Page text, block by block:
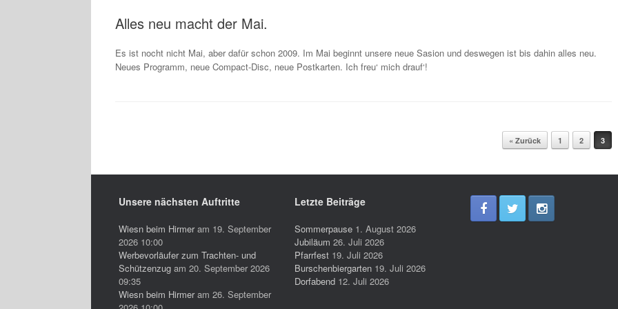
Alles neu macht der Mai.
Es ist nocht nicht Mai, aber dafür schon 2009. Im Mai beginnt unsere neue Sasion und deswegen ist bis dahin alles neu.
Neues Programm, neue Compact-Disc, neue Postkarten. Ich freu‘ mich drauf‘!
« Zurück 1 2 3
Unsere nächsten Auftritte
Wiesn beim Hirmeram 19. September
2026 10:00
Werbevorläufer zum Trachten- und
Schützenzug am 20. September 2026
09:35
Wiesn beim Hirmeram 26. September
Letzte Beiträge
Sommerpause 1. August 2026
Jubiläum 26. Juli 2026
Pfarrfest 19. Juli 2026
Burschenbiergarten 19. Juli 2026
Dorfabend 12. Juli 2026